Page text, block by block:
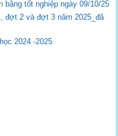
tốt nghiệp ngày 09/10/25
đợt 2 và đợt 3 năm 2025_đã
2024 -2025